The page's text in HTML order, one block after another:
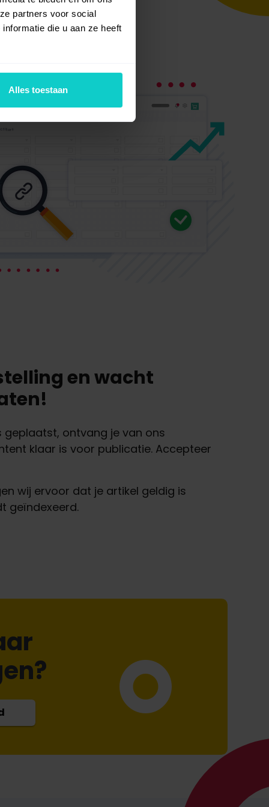
partners voor social
die u aan ze heeft
Alles toestaan
en wacht
geplaatst, ontvang je van ons
klaar is voor publicatie. Accepteer
wij ervoor dat je artikel geldig is
geïndexeerd.